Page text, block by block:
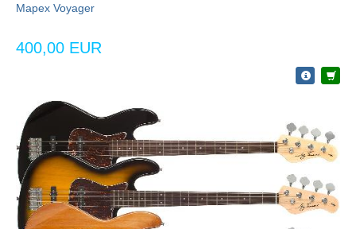
Mapex Voyager
400,00 EUR